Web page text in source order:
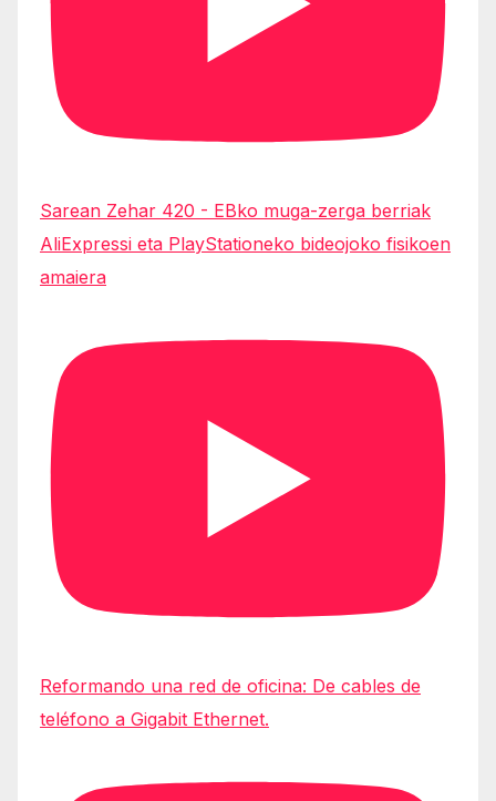
Sarean Zehar 420 - EBko muga-zerga berriak
AliExpressi eta PlayStationeko bideojoko fisikoen
amaiera
Reformando una red de oficina: De cables de
teléfono a Gigabit Ethernet.